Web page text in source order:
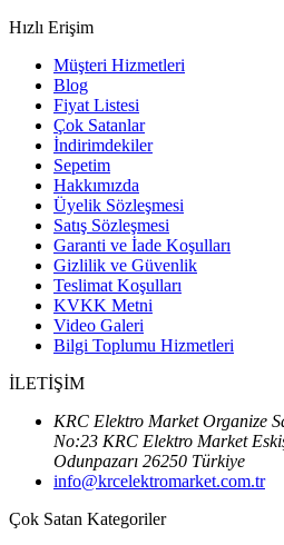
Hızlı Erişim
Müşteri Hizmetleri
Blog
Fiyat Listesi
Çok Satanlar
İndirimdekiler
Sepetim
Hakkımızda
Üyelik Sözleşmesi
Satış Sözleşmesi
Garanti ve İade Koşulları
Gizlilik ve Güvenlik
Teslimat Koşulları
KVKK Metni
Video Galeri
Bilgi Toplumu Hizmetleri
İLETİŞİM
KRC Elektro Market Organize
No:23 KRC Elektro Market
Odunpazarı 26250 Türkiye
info@krcelektromarket.com.tr
Çok Satan Kategoriler